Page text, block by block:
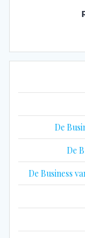
De
De
De Business